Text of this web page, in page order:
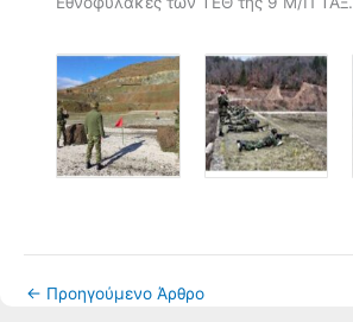
← Προηγούμενο Άρθρο